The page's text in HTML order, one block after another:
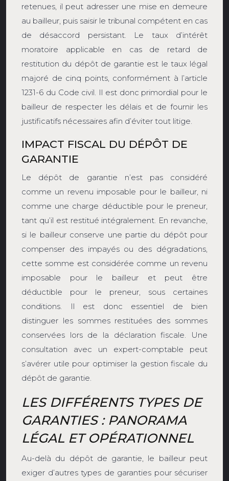
retenues, il peut adresser une mise en demeure
au bailleur, puis saisir le tribunal compétent en cas
de désaccord persistant. Le taux d’intérêt
moratoire applicable en cas de retard de
restitution du dépôt de garantie est le taux légal
majoré de cinq points, conformément à l’article
1231-6 du Code civil. Il est donc primordial pour le
bailleur de respecter les délais et de fournir les
justificatifs nécessaires afin d’éviter tout litige.
IMPACT FISCAL DU DÉPÔT DE
GARANTIE
Le dépôt de garantie n’est pas considéré
comme un revenu imposable pour le bailleur, ni
comme une charge déductible pour le preneur,
tant qu’il est restitué intégralement. En revanche,
si le bailleur conserve une partie du dépôt pour
compenser des impayés ou des dégradations,
cette somme est considérée comme un revenu
imposable pour le bailleur et peut être
déductible pour le preneur, sous certaines
conditions. Il est donc essentiel de bien
distinguer les sommes restituées des sommes
conservées lors de la déclaration fiscale. Une
consultation avec un expert-comptable peut
s’avérer utile pour optimiser la gestion fiscale du
dépôt de garantie.
LES DIFFÉRENTS TYPES DE
GARANTIES : PANORAMA
LÉGAL ET OPÉRATIONNEL
Au-delà du dépôt de garantie, le bailleur peut
exiger d’autres types de garanties pour sécuriser